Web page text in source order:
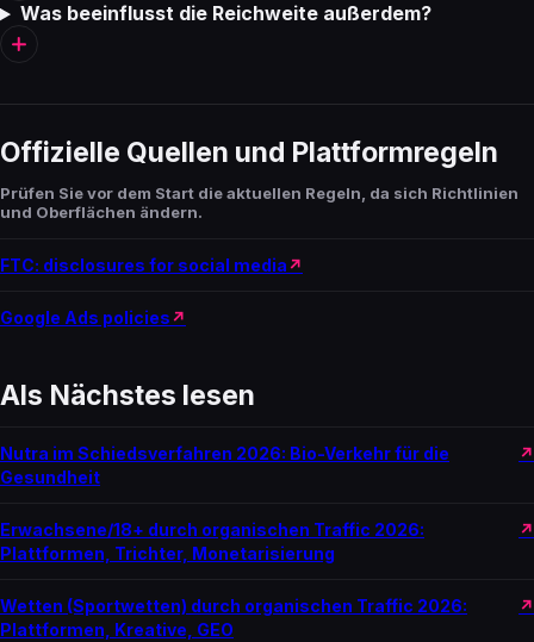
Was beeinflusst die Reichweite außerdem?
Offizielle Quellen und Plattformregeln
Prüfen Sie vor dem Start die aktuellen Regeln, da sich Richtlinien
und Oberflächen ändern.
FTC: disclosures for social media
Google Ads policies
Als Nächstes lesen
Nutra im Schiedsverfahren 2026: Bio-Verkehr für die
Gesundheit
Erwachsene/18+ durch organischen Traffic 2026:
Plattformen, Trichter, Monetarisierung
Wetten (Sportwetten) durch organischen Traffic 2026:
Plattformen, Kreative, GEO